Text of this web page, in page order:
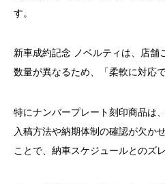
す。
新車成約記念 ノベルティは、店舗
数量が異なるため、「柔軟に対応
特にナンバープレート刻印商品は
入稿方法や納期体制の確認が欠か
ことで、納車スケジュールとのズ